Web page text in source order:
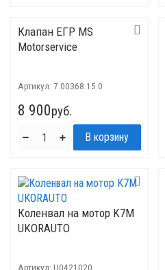
Клапан ЕГР MS
Motorservice
Артикул: 7.00368.15.0
8 900руб.
Коленвал на мотор K7M
UKORAUTO
Артикул: U0421020